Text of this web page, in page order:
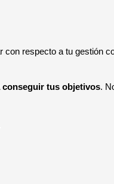
con respecto a tu gestión
conseguir tus objetivos.